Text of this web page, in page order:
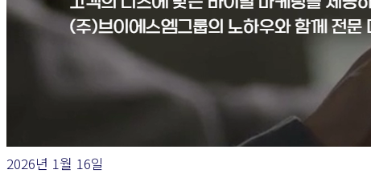
2026년 1월 16일